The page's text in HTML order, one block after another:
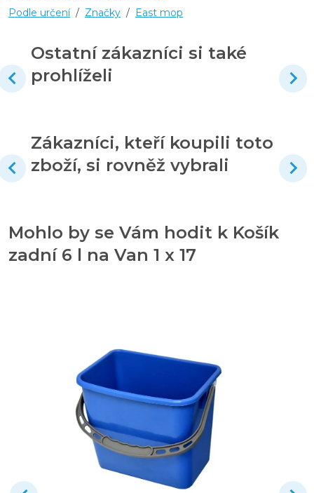
Podle určení / Značky / East mop
Ostatní zákazníci si také
prohlíželi
Zákazníci, kteří koupili toto
zboží, si rovněž vybrali
Mohlo by se Vám hodit k Košík
zadní 6 l na Van 1 x 17